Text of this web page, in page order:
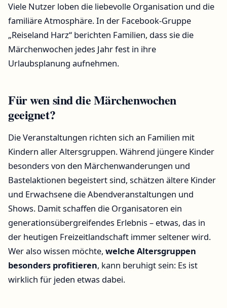
Viele Nutzer loben die liebevolle Organisation und die
familiäre Atmosphäre. In der Facebook-Gruppe
„Reiseland Harz“ berichten Familien, dass sie die
Märchenwochen jedes Jahr fest in ihre
Urlaubsplanung aufnehmen.
Für wen sind die Märchenwochen
geeignet?
Die Veranstaltungen richten sich an Familien mit
Kindern aller Altersgruppen. Während jüngere Kinder
besonders von den Märchenwanderungen und
Bastelaktionen begeistert sind, schätzen ältere Kinder
und Erwachsene die Abendveranstaltungen und
Shows. Damit schaffen die Organisatoren ein
generationsübergreifendes Erlebnis – etwas, das in
der heutigen Freizeitlandschaft immer seltener wird.
Wer also wissen möchte, welche Altersgruppen
besonders profitieren, kann beruhigt sein: Es ist
wirklich für jeden etwas dabei.